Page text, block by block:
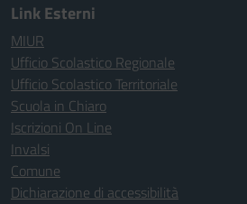
Link Esterni
MIUR
Ufficio Scolastico Regionale
Ufficio Scolastico Territoriale
Scuola in Chiaro
Iscrizioni On Line
Invalsi
Comune
Dichiarazione di accessibilità